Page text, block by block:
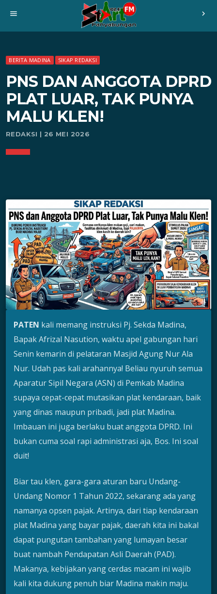
menu chevron_right
BERITA MADINA SIKAP REDAKSI
PNS DAN ANGGOTA DPRD
PLAT LUAR, TAK PUNYA
MALU KLEN!
REDAKSI | 26 MEI 2026
PATEN kali memang instruksi Pj. Sekda Madina,
Bapak Afrizal Nasution, waktu apel gabungan hari
Senin kemarin di pelataran Masjid Agung Nur Ala
Nur. Udah pas kali arahannya! Beliau nyuruh semua
Aparatur Sipil Negara (ASN) di Pemkab Madina
supaya cepat-cepat mutasikan plat kendaraan, baik
yang dinas maupun pribadi, jadi plat Madina.
Imbauan ini juga berlaku buat anggota DPRD. Ini
bukan cuma soal rapi administrasi aja, Bos. Ini soal
duit!
Biar tau klen, gara-gara aturan baru Undang-
Undang Nomor 1 Tahun 2022, sekarang ada yang
namanya opsen pajak. Artinya, dari tiap kendaraan
plat Madina yang bayar pajak, daerah kita ini bakal
dapat pungutan tambahan yang lumayan besar
buat nambah Pendapatan Asli Daerah (PAD).
Makanya, kebijakan yang cerdas macam ini wajib
kali kita dukung penuh biar Madina makin maju.